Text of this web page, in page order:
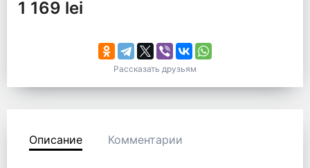
1 169 lei
Рассказать друзьям
Описание Комментарии